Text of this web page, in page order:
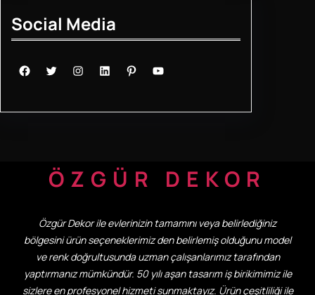
Social Media
Facebook Twitter Instagram LinkedIn Pinterest YouTube
ÖZGÜR DEKOR
Özgür Dekor ile evlerinizin tamamını veya belirlediğiniz
bölgesini ürün seçeneklerimiz den belirlemiş olduğunu model
ve renk doğrultusunda uzman çalışanlarımız tarafından
yaptırmanız mümkündür. 50 yılı aşan tasarım iş birikimimiz ile
sizlere en profesyonel hizmeti sunmaktayız. Ürün çeşitliliği ile